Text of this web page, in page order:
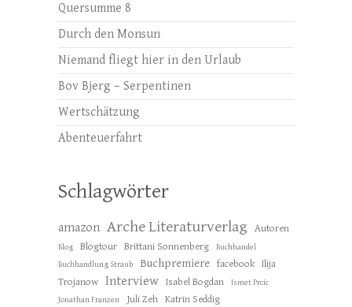
Quersumme 8
Durch den Monsun
Niemand fliegt hier in den Urlaub
Bov Bjerg – Serpentinen
Wertschätzung
Abenteuerfahrt
Schlagwörter
amazon Arche Literaturverlag Autoren
Blog Blogtour Brittani Sonnenberg
Buchhandel
Buchhandlung Straub
Buchpremiere facebook Ilija
Trojanow
Interview Isabel Bogdan
Ismet Prcic
Jonathan Franzen
Juli Zeh Katrin Seddig